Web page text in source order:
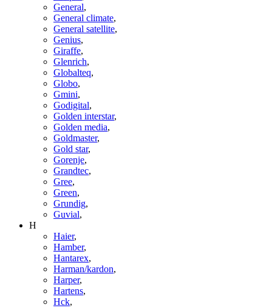
General,
General climate,
General satellite,
Genius,
Giraffe,
Glenrich,
Globalteq,
Globo,
Gmini,
Godigital,
Golden interstar,
Golden media,
Goldmaster,
Gold star,
Gorenje,
Grandtec,
Gree,
Green,
Grundig,
Guvial,
H
Haier,
Hamber,
Hantarex,
Harman/kardon,
Harper,
Hartens,
Hck,